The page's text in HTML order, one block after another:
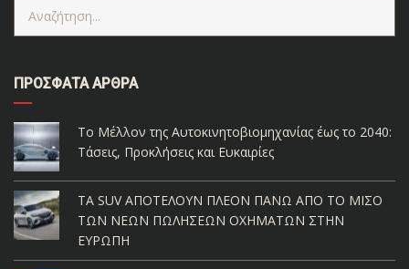
ΠΡΌΣΦΑΤΑ ΆΡΘΡΑ
Το Μέλλον της Αυτοκινητοβιομηχανίας έως το 2040:
Τάσεις, Προκλήσεις και Ευκαιρίες
ΤΑ SUV ΑΠΟΤΕΛΟΥΝ ΠΛΕΟΝ ΠΑΝΩ ΑΠΟ ΤΟ ΜΙΣΟ
ΤΩΝ ΝΕΩΝ ΠΩΛΗΣΕΩΝ ΟΧΗΜΑΤΩΝ ΣΤΗΝ
ΕΥΡΩΠΗ